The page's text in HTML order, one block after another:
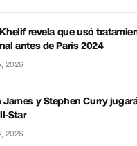
revela que usó
antes de París 2024
2026
James y Stephen Curry
Star
2026